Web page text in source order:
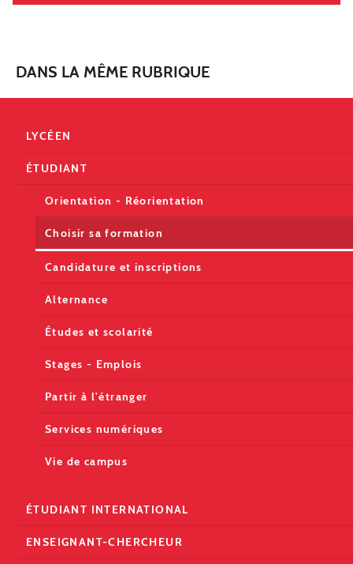
DANS LA MÊME RUBRIQUE
LYCÉEN
ÉTUDIANT
Orientation - Réorientation
Choisir sa formation
Candidature et inscriptions
Alternance
Études et scolarité
Stages - Emplois
Partir à l'étranger
Services numériques
Vie de campus
ÉTUDIANT INTERNATIONAL
ENSEIGNANT-CHERCHEUR